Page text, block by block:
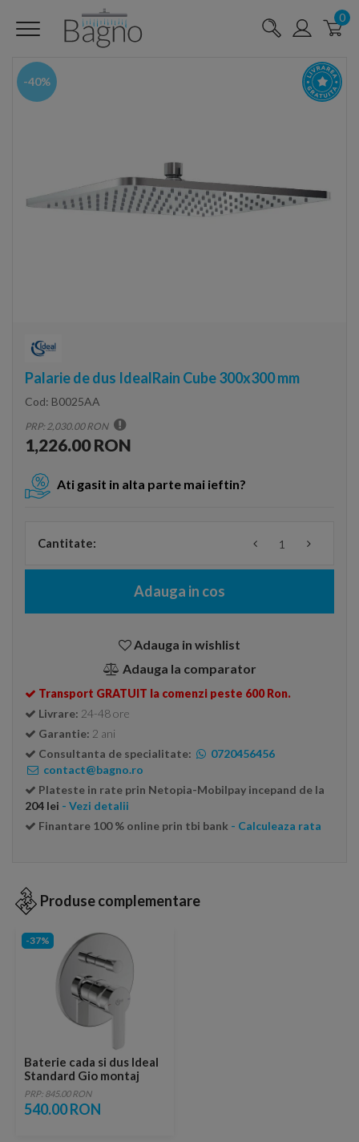
0
-40%
Palarie de dus IdealRain Cube 300x300 mm
Cod: B0025AA
PRP: 2,030.00 RON
1,226.00 RON
Ati gasit in alta parte mai ieftin?
Cantitate:
Adauga in cos
Adauga in wishlist
Adauga la comparator
Transport GRATUIT la comenzi peste 600 Ron.
Livrare: 24-48 ore
Garantie: 2 ani
Consultanta de specialitate:
0720456456
contact@bagno.ro
Plateste in rate prin Netopia-Mobilpay incepand de la
204 lei - Vezi detalii
Finantare 100 % online prin tbi bank - Calculeaza rata
Produse complementare
-37%
Baterie cada si dus Ideal
Standard Gio montaj
incastrat
PRP: 845.00 RON
540.00 RON